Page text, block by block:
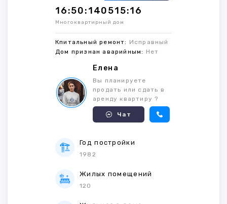
16:50:140515:16
Многоквартирный дом
Кпитальный ремонт: Исправный
Дом признан аварийным: Нет
Елена
Вы планируете
продать или сдать в
аренду квартиру ?
Чат
Год постройки
1982
Жилых помещений
120